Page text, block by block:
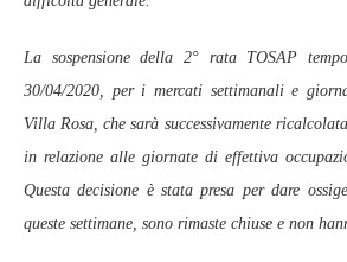
La sospensione della 2° rata TOSAP
30/04/2020, per i mercati settimanali e
Villa Rosa, che sarà successivamente
in relazione alle giornate di effettiva
Questa decisione è stata presa per dare
queste settimane, sono rimaste chiuse e non